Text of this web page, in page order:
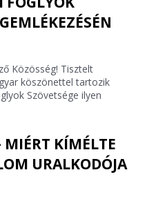
Közösség! Tisztelt
köszönettel tartozik
Szövetsége ilyen
KÍMÉLTE
URALKODÓJA